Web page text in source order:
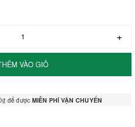
+
VÀO GIỎ
để được MIỄN PHÍ VẬN CHUYỂN